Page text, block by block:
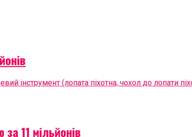
інструмент (лопата піхотна, чохол до лопати
11 мільйонів